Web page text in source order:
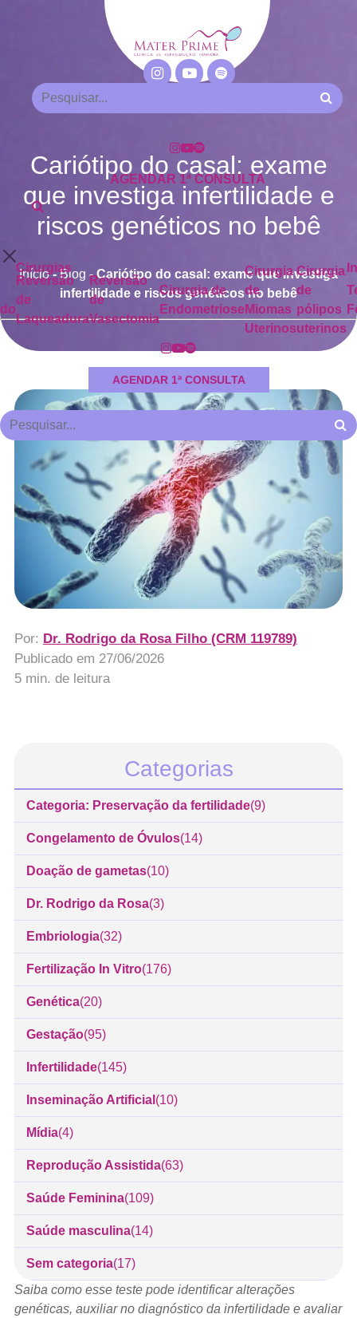
AGENDAR 1ª CONSULTA
Cirurgias
Reversão
de
Laqueadura
Reversão
de
Vasectomia
Cirurgia de
Endometriose
Cirurgia
de
Miomas
Uterinos
Cirurgia
de
pólipos
uterinos
AGENDAR 1ª CONSULTA
Cariótipo do casal: exame
que investiga infertilidade e
riscos genéticos no bebê
Início-Blog -Cariótipo do casal: exame que investiga
infertilidade e riscos genéticos no bebê
Por: Dr. Rodrigo da Rosa Filho (CRM 119789)
Publicado em 27/06/2026
5 min. de leitura
Categorias
Categoria: Preservação da fertilidade(9)
Congelamento de Óvulos(14)
Doação de gametas(10)
Dr. Rodrigo da Rosa(3)
Embriologia(32)
Fertilização In Vitro(176)
Genética(20)
Gestação(95)
Infertilidade(145)
Inseminação Artificial (10)
Mídia(4)
Reprodução Assistida(63)
Saúde Feminina(109)
Saúde masculina(14)
Sem categoria(17)
Saiba como esse teste pode identificar alterações
genéticas, auxiliar no diagnóstico da infertilidade e avaliar